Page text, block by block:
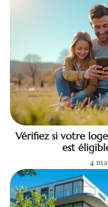
Vérifiez si votre
est
4